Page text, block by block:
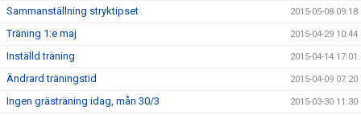
Sammanställning stryktipset 2015-05-08 09:18
Träning 1:e maj 2015-04-29 10:44
Inställd träning 2015-04-14 17:01
Ändrard träningstid 2015-04-09 07:20
Ingen grästräning idag, mån 30/3 2015-03-30 11:30